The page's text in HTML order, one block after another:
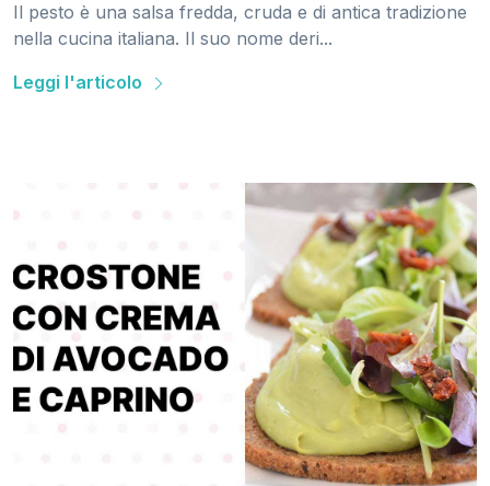
Il pesto è una salsa fredda, cruda e di antica tradizione
nella cucina italiana. Il suo nome deri...
Leggi l'articolo